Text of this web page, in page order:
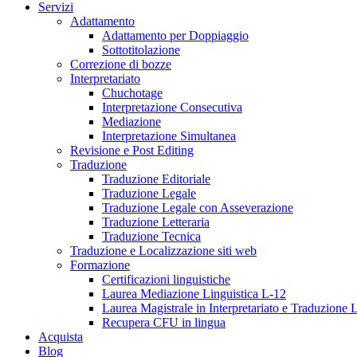
Servizi
Adattamento
Adattamento per Doppiaggio
Sottotitolazione
Correzione di bozze
Interpretariato
Chuchotage
Interpretazione Consecutiva
Mediazione
Interpretazione Simultanea
Revisione e Post Editing
Traduzione
Traduzione Editoriale
Traduzione Legale
Traduzione Legale con Asseverazione
Traduzione Letteraria
Traduzione Tecnica
Traduzione e Localizzazione siti web
Formazione
Certificazioni linguistiche
Laurea Mediazione Linguistica L-12
Laurea Magistrale in Interpretariato e Traduzione
Recupera CFU in lingua
Acquista
Blog